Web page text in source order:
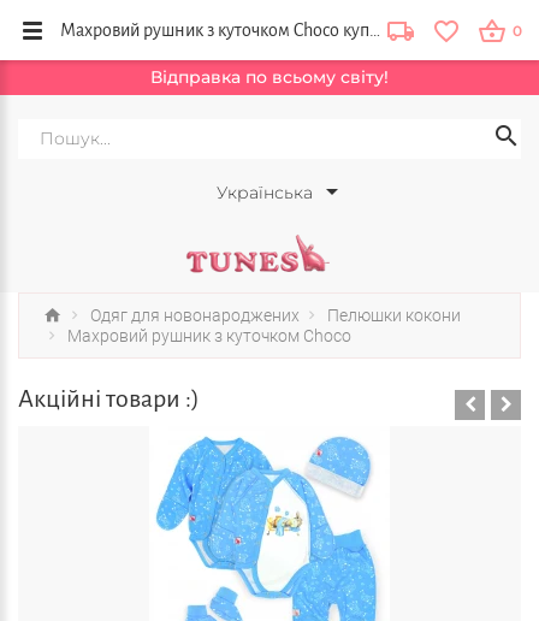
Відправка по всьому світу!
Українська
0
Одяг для новонароджених
Пелюшки кокони
Махровий рушник з куточком Choco
Акційні товари :)